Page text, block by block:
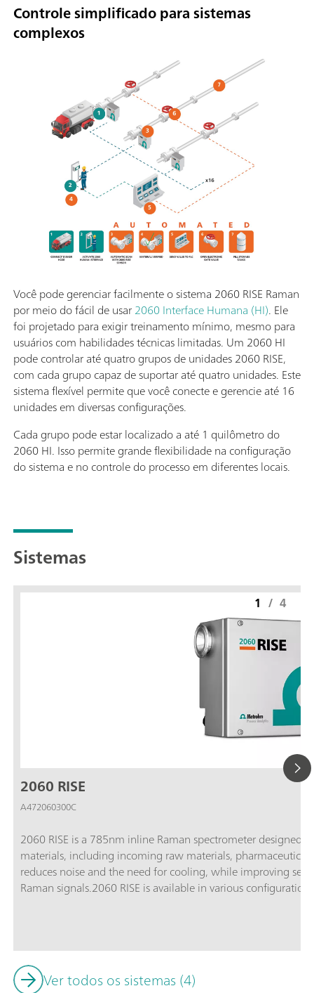
Controle simplificado para sistemas
complexos
Você pode gerenciar facilmente o sistema 2060 RISE Raman
por meio do fácil de usar2060 Interface Humana (HI). Ele
foi projetado para exigir treinamento mínimo, mesmo para
usuários com habilidades técnicas limitadas. Um 2060 HI
pode controlar até quatro grupos de unidades 2060 RISE,
com cada grupo capaz de suportar até quatro unidades. Este
sistema flexível permite que você conecte e gerencie até 16
unidades em diversas configurações.
Cada grupo pode estar localizado a até 1 quilômetro do
2060 HI. Isso permite grande flexibilidade na configuração
do sistema e no controle do processo em diferentes locais.
Sistemas
2060 RISE
A472060300C
2060 RISE is a 785nm inline Raman spectrometer designed
materials, including incoming raw materials, pharmaceutical
reduces noise and the need for cooling, while improving
Raman signals.2060 RISE is available in various
1 / 4
Ver todos os sistemas (4)